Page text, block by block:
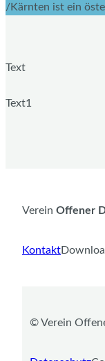
/Kärnten ist ein
Text
Text1
Verein Offener
Kontakt
©️ Verein